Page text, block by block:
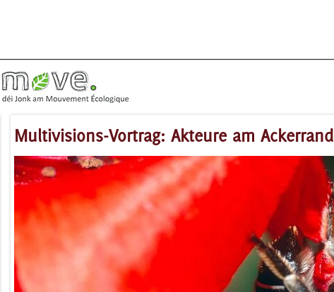
Multivisions-Vortrag: Akteure am Ackerrand